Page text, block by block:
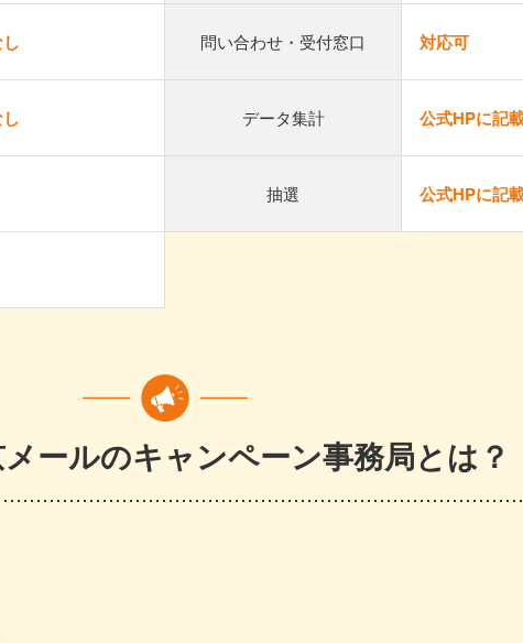
問い合わせ・受付窓口 対応可
データ集計 公式HPに記
抽選 公式HPに記
ールのキャンペーン事務局とは？